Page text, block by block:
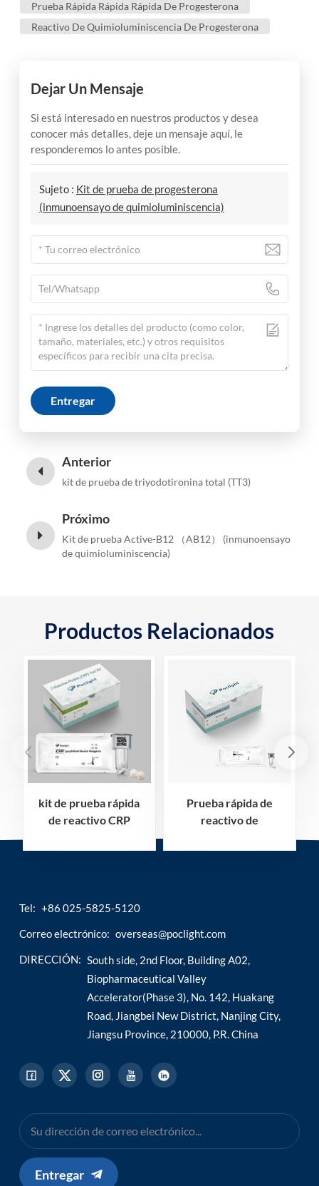
Prueba Rápida Rápida Rápida De Progesterona
Reactivo De Quimioluminiscencia De Progesterona
Dejar Un Mensaje
Si está interesado en nuestros productos y desea
conocer más detalles, deje un mensaje aquí, le
responderemos lo antes posible.
Sujeto : Kit de prueba de progesterona
(inmunoensayo de quimioluminiscencia)
Entregar
Anterior
kit de prueba de triyodotironina total (TT3)
Próximo
Kit de prueba Active-B12 （AB12） (inmunoensayo
de quimioluminiscencia)
Productos Relacionados
kit de prueba rápida
de reactivo CRP
Prueba rápida de
reactivo de
Tel: +86 025-5825-5120
Correo electrónico: overseas@poclight.com
DIRECCIÓN: South side, 2nd Floor, Building A02,
Biopharmaceutical Valley
Accelerator(Phase 3), No. 142, Huakang
Road, Jiangbei New District, Nanjing City,
Jiangsu Province, 210000, P.R. China
Entregar